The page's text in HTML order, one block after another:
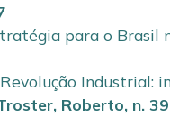
para o Brasil
Industrial:
Roberto, n. 39